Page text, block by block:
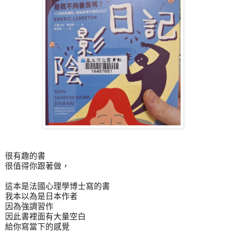
很有趣的書
很值得你跟著做，
這本是法國心理學博士寫的書
我本以為是日本作者
因為強調習作
因此書裡面有大量空白
給你寫當下的感覺